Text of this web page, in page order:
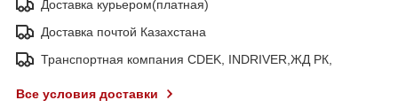
Доставка курьером(платная)
Доставка почтой Казахстана
Транспортная компания CDEK, INDRIVER,ЖД РК,
Все условия доставки